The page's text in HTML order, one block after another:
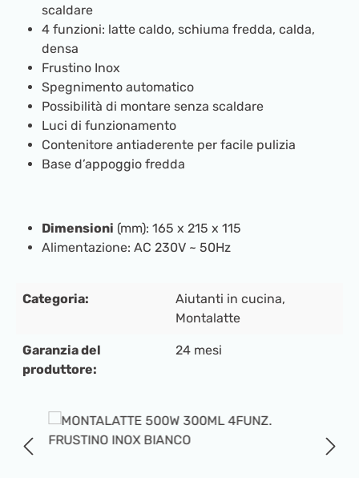
Salta la galleria di immagini
scaldare
4 funzioni: latte caldo, schiuma fredda, calda,
densa
Frustino Inox
Spegnimento automatico
Possibilità di montare senza scaldare
Luci di funzionamento
Contenitore antiaderente per facile pulizia
Base d’appoggio fredda
Dimensioni (mm): 165 x 215 x 115
Alimentazione: AC 230V ~ 50Hz
Categoria: Aiutanti in cucina,
Montalatte
Garanzia del
produttore:
24 mesi